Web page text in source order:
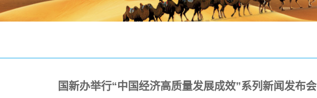
社会责任报告
国新办举行“中国经济高质量发展成效”系列新闻发布会